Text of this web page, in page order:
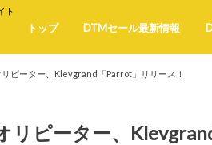
ト
トップ DTMセール最新情報
ピーター、Klevgrand「Parrot」リリース！
リピーター、